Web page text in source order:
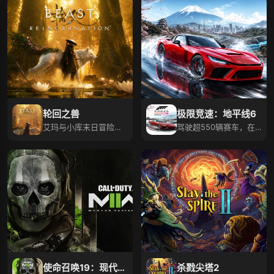
轮回之兽
艾玛与小库末日冒险，
极限竞速：地平线6
驾驶超550辆赛车，在
使命召唤19：现代战
杀戮尖塔2